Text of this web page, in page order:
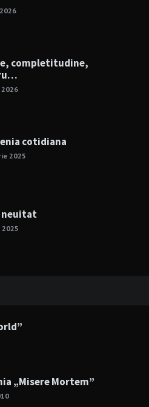
completitudine,
cotidiana
2025
neuitat
„Misere Mortem”